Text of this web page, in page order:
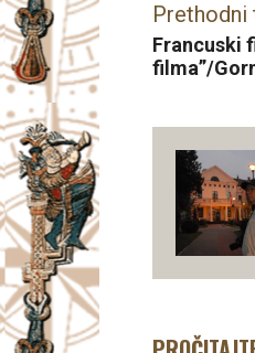
Prethodni
Francuski
filma”/